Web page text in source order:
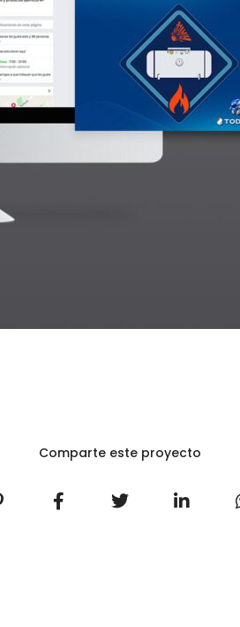
Comparte este proyecto